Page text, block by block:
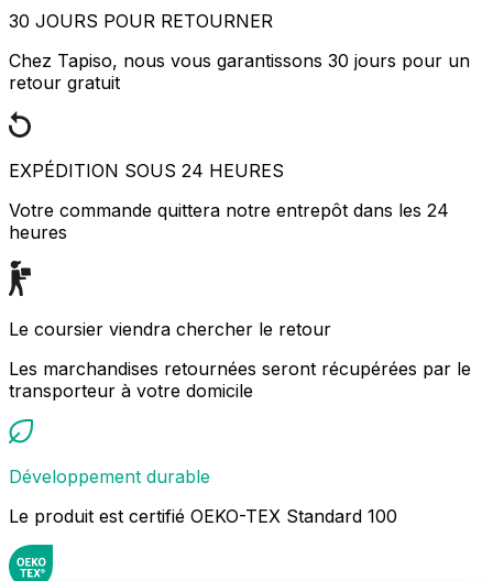
30 JOURS POUR RETOURNER
Chez Tapiso, nous vous garantissons 30 jours pour un
retour gratuit
EXPÉDITION SOUS 24 HEURES
Votre commande quittera notre entrepôt dans les 24
heures
Le coursier viendra chercher le retour
Les marchandises retournées seront récupérées par le
transporteur à votre domicile
Développement durable
Le produit est certifié OEKO-TEX Standard 100